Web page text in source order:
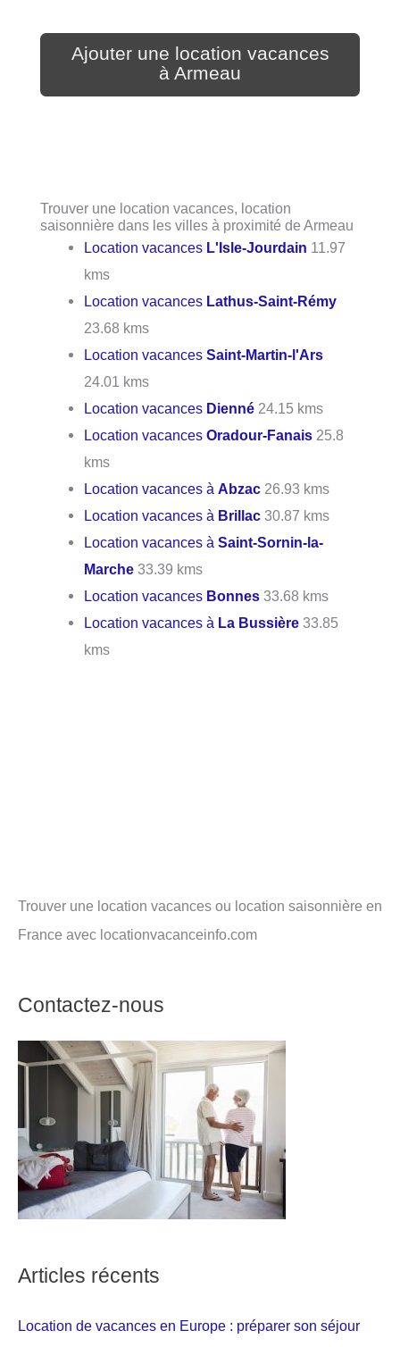
Ajouter une location vacances
à Armeau
Trouver une location vacances, location
saisonnière dans les villes à proximité de Armeau
Location vacances L'Isle-Jourdain 11.97
kms
Location vacances Lathus-Saint-Rémy
23.68 kms
Location vacancesSaint-Martin-l'Ars
24.01 kms
Location vacances Dienné 24.15 kms
Location vacancesOradour-Fanais 25.8
kms
Location vacances àAbzac 26.93 kms
Location vacances à Brillac 30.87 kms
Location vacances àSaint-Sornin-la-
Marche 33.39 kms
Location vacances Bonnes 33.68 kms
Location vacances à La Bussière 33.85
kms
Trouver une location vacances ou location saisonnière en
France avec locationvacanceinfo.com
Contactez-nous
Articles récents
Location de vacances en Europe : préparer son séjour